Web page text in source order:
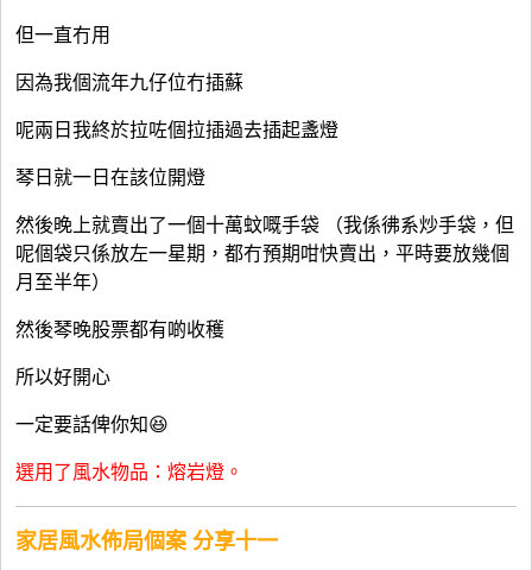
但一直冇用
因為我個流年九仔位冇插蘇
呢兩日我終於拉咗個拉插過去插起盞燈
琴日就一日在該位開燈
然後晚上就賣出了一個十萬蚊嘅手袋 （我係彿系炒手袋，但
呢個袋只係放左一星期，都冇預期咁快賣出，平時要放幾個
月至半年）
然後琴晚股票都有啲收穫
所以好開心
一定要話俾你知😆
選用了風水物品：熔岩燈。
家居風水佈局個案 分享十一